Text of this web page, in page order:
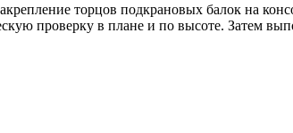
торцов подкрановых балок на
проверку в плане и по высоте. Затем